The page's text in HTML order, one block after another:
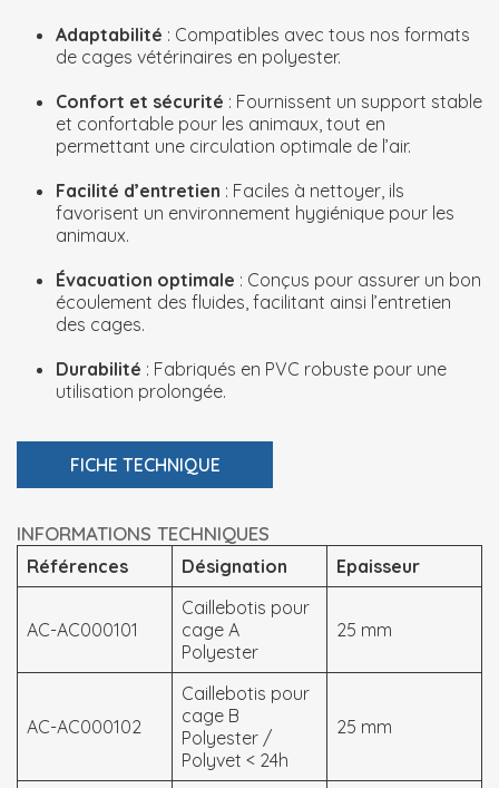
Adaptabilité : Compatibles avec tous nos formats
de cages vétérinaires en polyester.
Confort et sécurité : Fournissent un support stable
et confortable pour les animaux, tout en
permettant une circulation optimale de l’air.
Facilité d’entretien : Faciles à nettoyer, ils
favorisent un environnement hygiénique pour les
animaux.
Évacuation optimale : Conçus pour assurer un bon
écoulement des fluides, facilitant ainsi l’entretien
des cages.
Durabilité : Fabriqués en PVC robuste pour une
utilisation prolongée.
FICHE TECHNIQUE
INFORMATIONS TECHNIQUES
Références Désignation Epaisseur
AC-AC000101
Caillebotis pour
cage A
Polyester
25 mm
AC-AC000102
Caillebotis pour
cage B
Polyester /
Polyvet < 24h
25 mm